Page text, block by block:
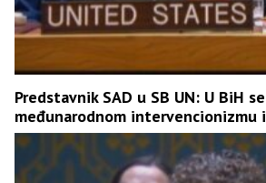
Predstavnik SAD u SB UN: U BiH
međunarodnom